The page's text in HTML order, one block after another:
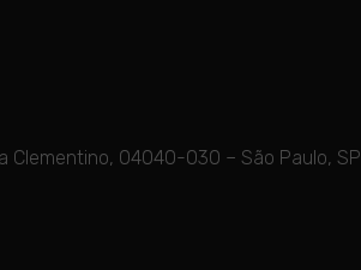
Clementino, 04040-030 – São Paulo, SP